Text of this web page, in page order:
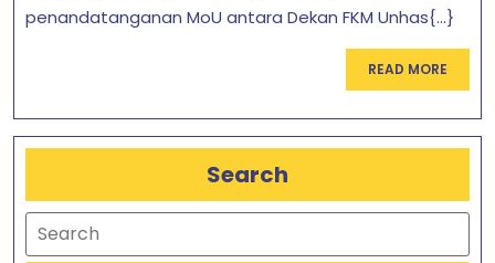
S3
penandatanganan MoU antara Dekan FKM Unhas{...}
READ MORE
MORE
Search
Search